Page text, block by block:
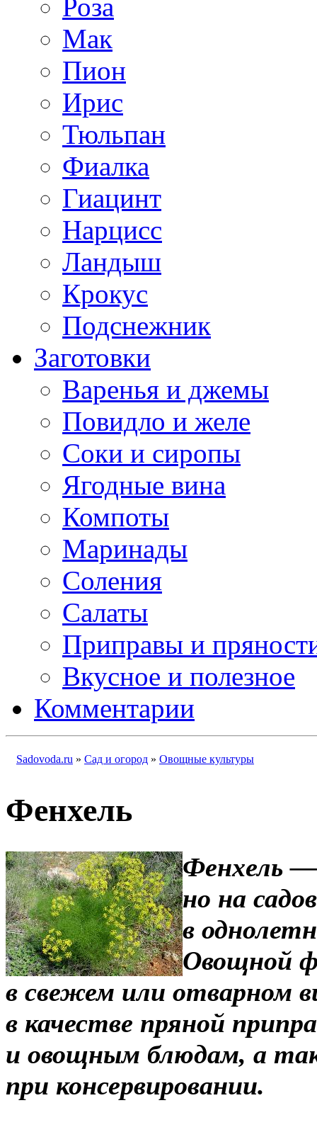
Роза
Мак
Пион
Ирис
Тюльпан
Фиалка
Гиацинт
Нарцисс
Ландыш
Крокус
Подснежник
Заготовки
Варенья и джемы
Повидло и желе
Соки и сиропы
Ягодные вина
Компоты
Маринады
Соления
Салаты
Приправы и
Вкусное и полезное
Комментарии
Sadovoda.ru » Сад и огород » Овощные культуры
Фенхель
Фенхель —
но на
в
Овощной
в свежем или отварном
в качестве пряной
и овощным блюдам, а
при консервировании.